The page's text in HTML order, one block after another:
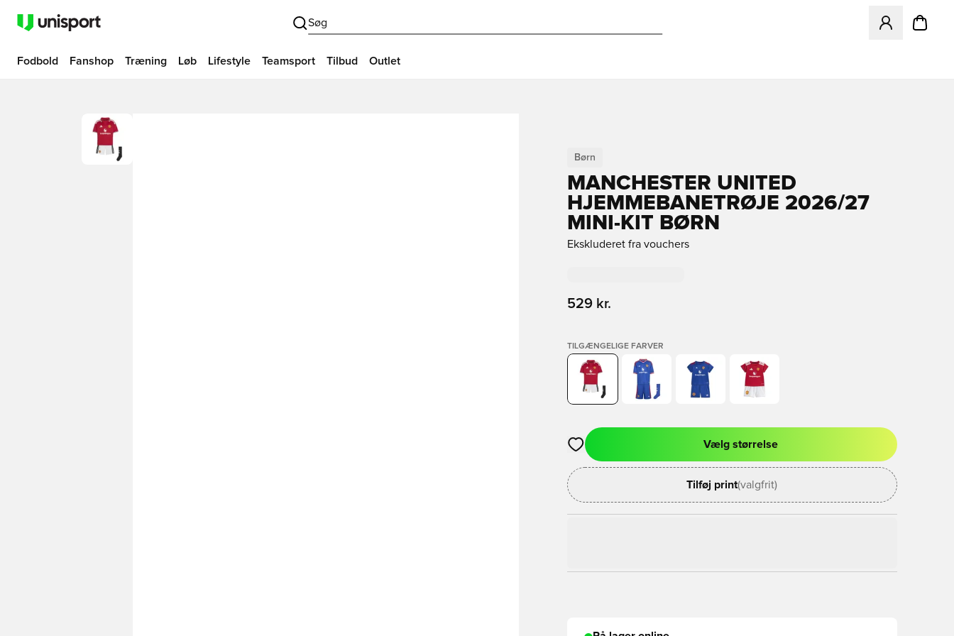
Søg
Åbner en
Fodbold Fanshop Træning Løb Lifestyle Teamsport Tilbud Outlet
Børn
MANCHESTER UNITED
HJEMMEBANETRØJE 2026/27
MINI-KIT BØRN
Ekskluderet fra vouchers
529 kr.
TILGÆNGELIGE FARVER
Åbner en Modal til at logge ind eller tilmelde dig som medlem
Vælg størrelse
Tilføj print(valgfrit)